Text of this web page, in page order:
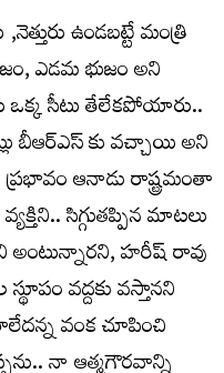
ఉండ‌బ‌ట్టే మంత్రి
ఎడ‌మ భుజం అని
ఒక్క సీటు తేలేక‌పోయారు..
బీఆర్ఎస్ కు వ‌చ్చాయి అని
ఆనాడు రాష్ట్రమంతా
సిగ్గుత‌ప్పిన మాటలు
అంటున్నారని, హ‌రీష్ రావు
వ‌ద్ద‌కు వ‌స్తాన‌ని
వంక చూపించి